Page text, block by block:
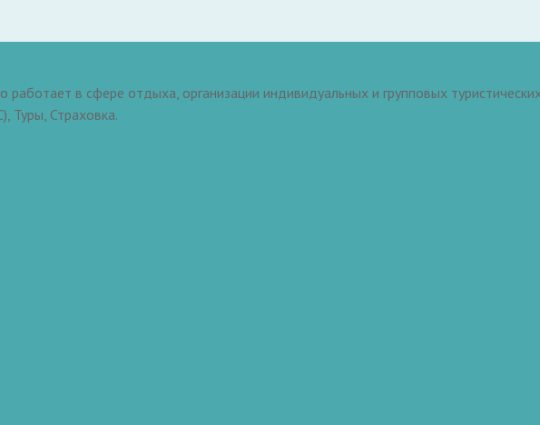
в сфере отдыха, организации индивидуальных и групповых
Туры, Страховка.